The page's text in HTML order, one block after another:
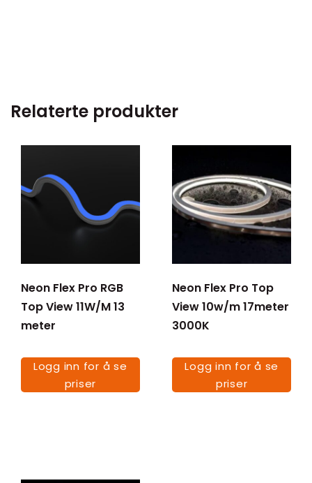
Relaterte produkter
Neon Flex Pro RGB
Top View 11W/M 13
meter
Logg inn for å se
priser
Neon Flex Pro Top
View 10w/m 17meter
3000K
Logg inn for å se
priser